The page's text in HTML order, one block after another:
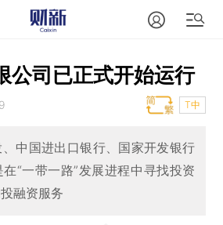
公司已正式开始运行
T中
中国进出口银行、国家开发银行
“一带一路”发展进程中寻找投资
融资服务